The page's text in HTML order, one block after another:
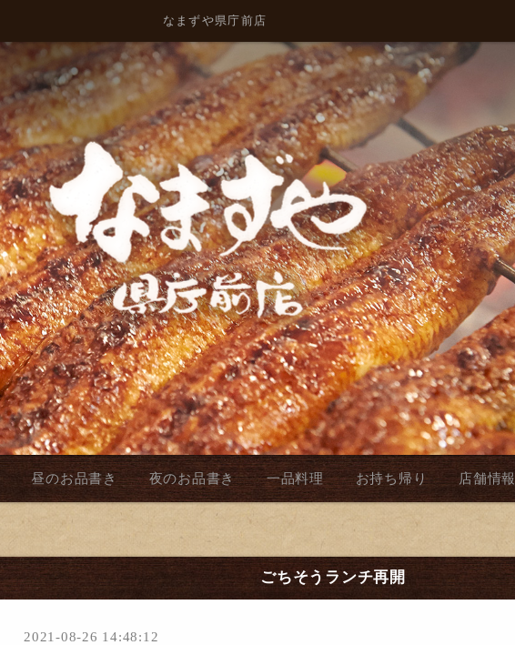
なまずや県庁前店
昼のお品書き 夜のお品書き 一品料理 お持ち帰り 店舗情報
ごちそうランチ再開
2021-08-26 14:48:12